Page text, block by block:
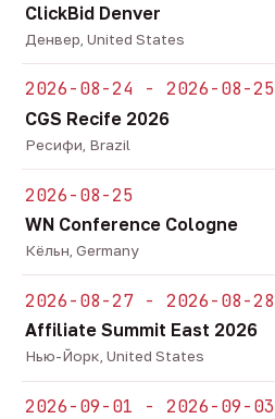
ClickBid Denver
Денвер, United States
2026-08-24 - 2026-08-25
CGS Recife 2026
Ресифи, Brazil
2026-08-25
WN Conference Cologne
Кёльн, Germany
2026-08-27 - 2026-08-28
Affiliate Summit East 2026
Нью-Йорк, United States
2026-09-01 - 2026-09-03